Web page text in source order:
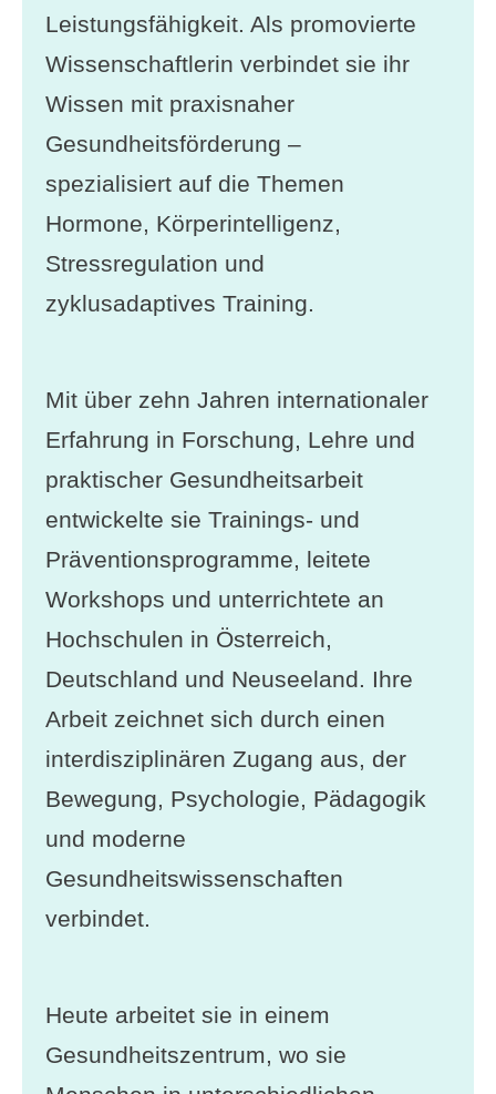
Leistungsfähigkeit. Als promovierte
Wissenschaftlerin verbindet sie ihr
Wissen mit praxisnaher
Gesundheitsförderung –
spezialisiert auf die Themen
Hormone, Körperintelligenz,
Stressregulation und
zyklusadaptives Training.
Mit über zehn Jahren internationaler
Erfahrung in Forschung, Lehre und
praktischer Gesundheitsarbeit
entwickelte sie Trainings- und
Präventionsprogramme, leitete
Workshops und unterrichtete an
Hochschulen in Österreich,
Deutschland und Neuseeland. Ihre
Arbeit zeichnet sich durch einen
interdisziplinären Zugang aus, der
Bewegung, Psychologie, Pädagogik
und moderne
Gesundheitswissenschaften
verbindet.
Heute arbeitet sie in einem
Gesundheitszentrum, wo sie